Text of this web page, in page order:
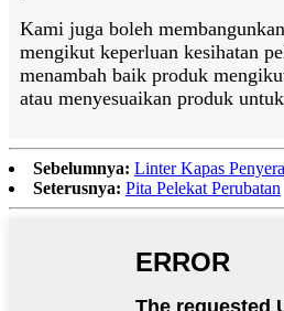
Kami juga boleh
mengikut keperluan kesihatan
menambah baik produk
atau menyesuaikan produk
Sebelumnya: Linter Kapas
Seterusnya: Pita Pelekat Perubatan